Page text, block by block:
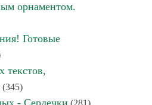
орнаментом.
Готовые
текстов,
(345)
- Сердечки (281)